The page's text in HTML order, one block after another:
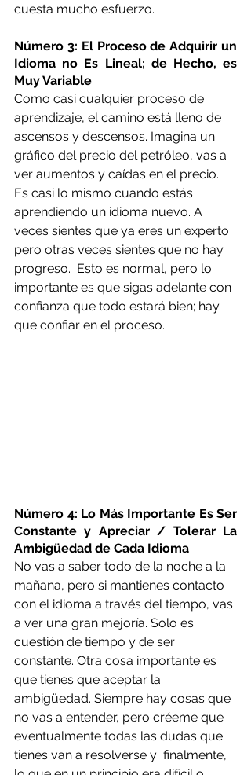
cuesta mucho esfuerzo.
Número 3: El Proceso de Adquirir un
Idioma no Es Lineal; de Hecho, es
Muy Variable
Como casi cualquier proceso de
aprendizaje, el camino está lleno de
ascensos y descensos. Imagina un
gráfico del precio del petróleo, vas a
ver aumentos y caídas en el precio.
Es casi lo mismo cuando estás
aprendiendo un idioma nuevo. A
veces sientes que ya eres un experto
pero otras veces sientes que no hay
progreso.  Esto es normal, pero lo
importante es que sigas adelante con
confianza que todo estará bien; hay
que confiar en el proceso.
Número 4: Lo Más Importante Es Ser
Constante y Apreciar / Tolerar La
Ambigüedad de Cada Idioma
No vas a saber todo de la noche a la
mañana, pero si mantienes contacto
con el idioma a través del tiempo, vas
a ver una gran mejoría. Solo es
cuestión de tiempo y de ser
constante. Otra cosa importante es
que tienes que aceptar la
ambigüedad. Siempre hay cosas que
no vas a entender, pero créeme que
eventualmente todas las dudas que
tienes van a resolverse y  finalmente,